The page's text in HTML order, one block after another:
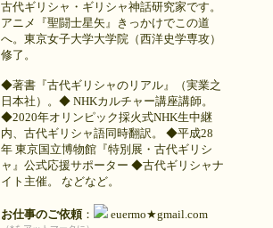
古代ギリシャ・ギリシャ神話研究家です。
アニメ『聖闘士星矢』きっかけでこの道
へ。東京女子大学大学院（西洋史学専攻）
修了。
◆著書『古代ギリシャのリアル』（実業之
日本社）。◆ NHKカルチャー講座講師。
◆2020年オリンピック採火式NHK生中継
内、古代ギリシャ語同時翻訳。 ◆平成28
年 東京国立博物館『特別展・古代ギリシ
ャ』公式応援サポーター ◆古代ギリシャナ
イト主催。 などなど。
お仕事のご依頼： euermo★gmail.com